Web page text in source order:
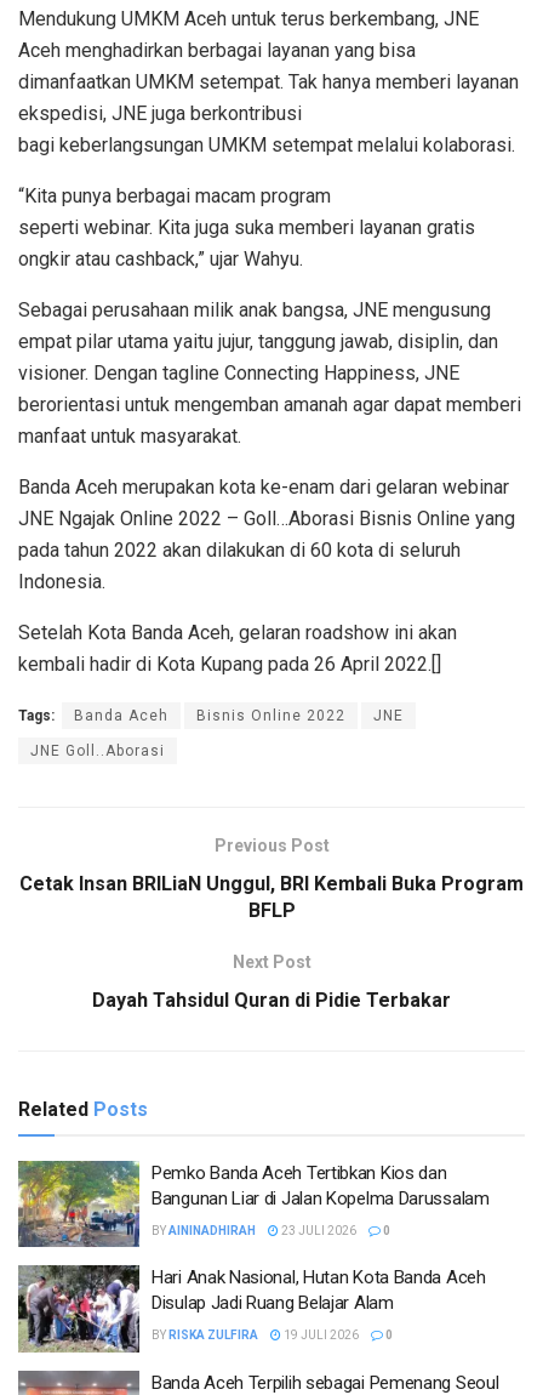
Mendukung UMKM Aceh untuk terus berkembang, JNE
Aceh menghadirkan berbagai layanan yang bisa
dimanfaatkan UMKM setempat. Tak hanya memberi layanan
ekspedisi, JNE juga berkontribusi
bagi keberlangsungan UMKM setempat melalui kolaborasi.
“Kita punya berbagai macam program
seperti webinar. Kita juga suka memberi layanan gratis
ongkir atau cashback,” ujar Wahyu.
Sebagai perusahaan milik anak bangsa, JNE mengusung
empat pilar utama yaitu jujur, tanggung jawab, disiplin, dan
visioner. Dengan tagline Connecting Happiness, JNE
berorientasi untuk mengemban amanah agar dapat memberi
manfaat untuk masyarakat.
Banda Aceh merupakan kota ke-enam dari gelaran webinar
JNE Ngajak Online 2022 – Goll…Aborasi Bisnis Online yang
pada tahun 2022 akan dilakukan di 60 kota di seluruh
Indonesia.
Setelah Kota Banda Aceh, gelaran roadshow ini akan
kembali hadir di Kota Kupang pada 26 April 2022.[]
Tags: Banda Aceh Bisnis Online 2022 JNE
JNE Goll..Aborasi
Previous Post
Cetak Insan BRILiaN Unggul, BRI Kembali Buka Program
BFLP
Next Post
Dayah Tahsidul Quran di Pidie Terbakar
Related Posts
Pemko Banda Aceh Tertibkan Kios dan
Bangunan Liar di Jalan Kopelma Darussalam
BYAININADHIRAH 23 JULI 2026 0
Hari Anak Nasional, Hutan Kota Banda Aceh
Disulap Jadi Ruang Belajar Alam
BY RISKA ZULFIRA 19 JULI 2026 0
Banda Aceh Terpilih sebagai Pemenang Seoul